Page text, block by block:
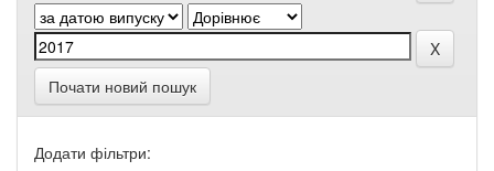
Почати новий пошук
Додати фільтри: